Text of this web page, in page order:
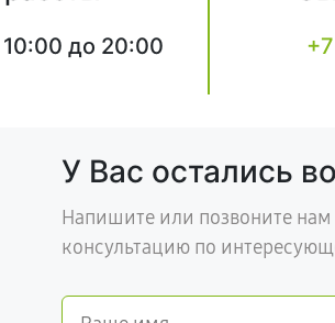
до 20:00
У Вас остались
Напишите или позвоните
консультацию по